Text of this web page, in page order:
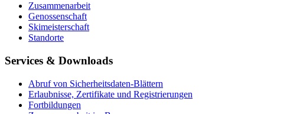
Zusammenarbeit
Genossenschaft
Skimeisterschaft
Standorte
Services & Downloads
Abruf von Sicherheitsdaten-Blättern
Erlaubnisse, Zertifikate und Registrierungen
Fortbildungen